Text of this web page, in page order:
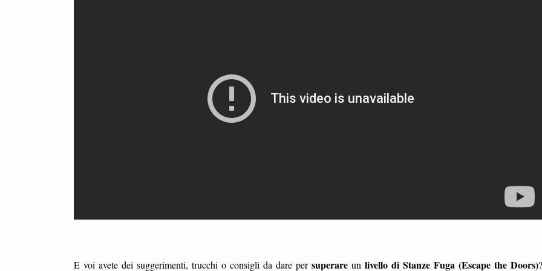
E voi avete dei suggerimenti, trucchi o consigli da dare per superare un livello di Stanze Fuga (Escape the Doors)?